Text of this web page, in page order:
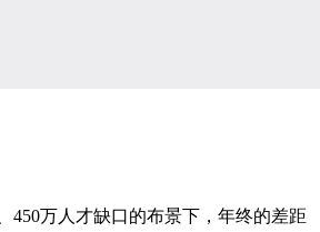
万人才缺口的布景下，年终的差距